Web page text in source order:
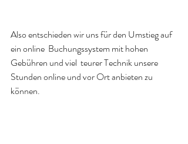
Also entschieden wir uns für den Umstieg auf
ein online  Buchungssystem mit hohen
Gebühren und viel  teurer Technik unsere
Stunden online und vor Ort anbieten zu
können.